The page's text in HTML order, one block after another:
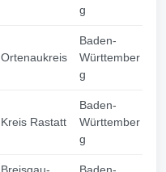
g
Ortenaukreis
Baden-
Württember
g
Kreis Rastatt
Baden-
Württember
g